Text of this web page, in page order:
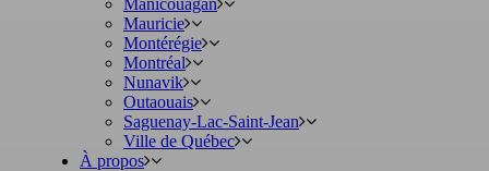
Manicouagan
Mauricie
Montérégie
Montréal
Nunavik
Outaouais
Saguenay-Lac-Saint-Jean
Ville de Québec
À propos